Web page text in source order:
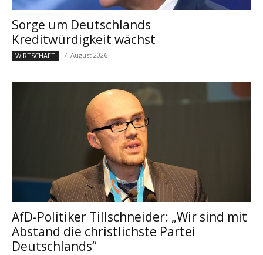
Sorge um Deutschlands
Kreditwürdigkeit wächst
WIRTSCHAFT 7. August 2026
AfD-Politiker Tillschneider: „Wir sind mit
Abstand die christlichste Partei
Deutschlands“